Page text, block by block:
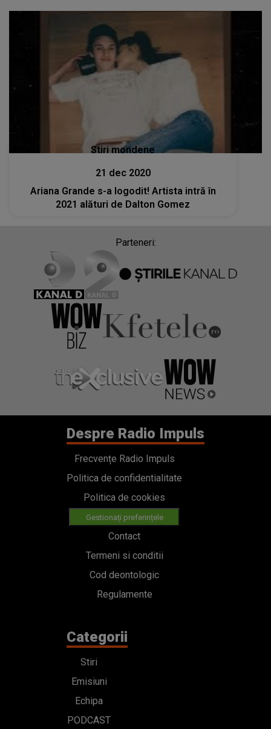
Stiri mondene
21 dec 2020
Ariana Grande s-a logodit! Artista intră în
2021 alături de Dalton Gomez
Parteneri:
Despre Radio Impuls
Frecvențe Radio Impuls
Politica de confidentialitate
Politica de cookies
Gestionați preferințele
Contact
Termeni si conditii
Cod deontologic
Regulamente
Categorii
Stiri
Emisiuni
Echipa
PODCAST